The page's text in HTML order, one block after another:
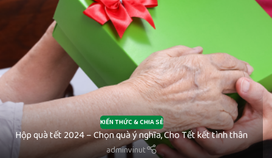
KIẾN THỨC & CHIA SẺ
Hộp quà tết 2024 – Chọn quà ý nghĩa, Cho Tết kết tình thân
adminvinut